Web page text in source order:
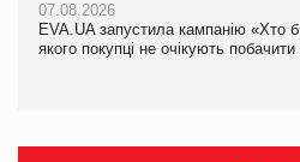
07.08.2026
EVA.UA запустила кампанію «Хто
якого покупці не очікують
05.08.2026
Мережа супермаркетів VARUS